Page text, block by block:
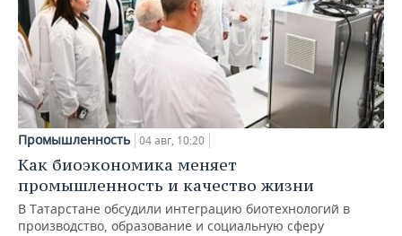
Промышленность 04 авг, 10:20
Как биоэкономика меняет
промышленность и качество жизни
В Татарстане обсудили интеграцию биотехнологий в
производство, образование и социальную сферу